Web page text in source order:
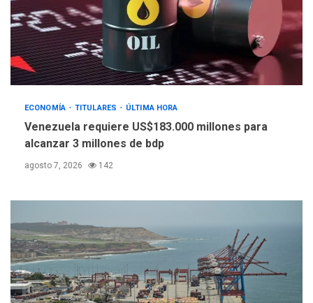
ECONOMÍA TITULARES ÚLTIMA HORA
Venezuela requiere US$183.000 millones para
alcanzar 3 millones de bdp
agosto 7, 2026 142